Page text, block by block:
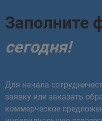
Заполните
сегодня!
Для начала
заявку или заказать
коммерческое